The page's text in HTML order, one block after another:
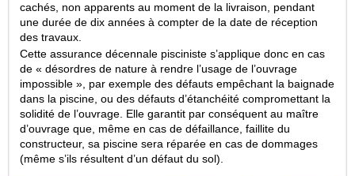
cachés, non apparents au moment de la livraison, pendant
une durée de dix années à compter de la date de réception
des travaux.
Cette assurance décennale pisciniste s’applique donc en cas
de « désordres de nature à rendre l’usage de l’ouvrage
impossible », par exemple des défauts empêchant la baignade
dans la piscine, ou des défauts d’étanchéité compromettant la
solidité de l’ouvrage. Elle garantit par conséquent au maître
d’ouvrage que, même en cas de défaillance, faillite du
constructeur, sa piscine sera réparée en cas de dommages
(même s’ils résultent d’un défaut du sol).